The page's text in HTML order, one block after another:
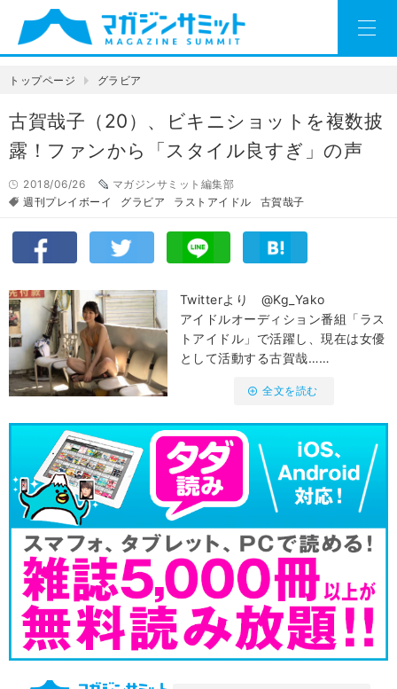
トップページ グラビア
古賀哉子（20）、ビキニショットを複数披
露！ファンから「スタイル良すぎ」の声
2018/06/26
マガジンサミット編集部
週刊プレイボーイ
グラビア ラストアイドル 古賀哉子
Twitterより @Kg_Yako
アイドルオーディション番組「ラス
トアイドル」で活躍し、現在は女優
として活動する古賀哉……
全文を読む